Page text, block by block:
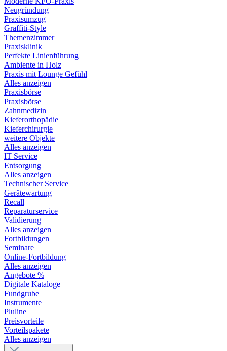
Neugründung
Praxisumzug
Graffiti-Style
Themenzimmer
Praxisklinik
Perfekte Linienführung
Ambiente in Holz
Praxis mit Lounge Gefühl
Alles anzeigen
Praxisbörse
Praxisbörse
Zahnmedizin
Kieferorthopädie
Kieferchirurgie
weitere Objekte
Alles anzeigen
IT Service
Entsorgung
Alles anzeigen
Technischer Service
Gerätewartung
Recall
Reparaturservice
Validierung
Alles anzeigen
Fortbildungen
Seminare
Online-Fortbildung
Alles anzeigen
Angebote %
Digitale Kataloge
Fundgrube
Instrumente
Pluline
Preisvorteile
Vorteilspakete
Alles anzeigen